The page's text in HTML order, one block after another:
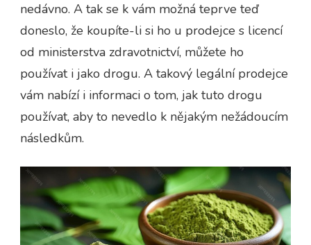
nedávno. A tak se k vám možná teprve teď
doneslo, že koupíte-li si ho u prodejce s licencí
od ministerstva zdravotnictví, můžete ho
používat i jako drogu. A takový legální prodejce
vám nabízí i informaci o tom, jak tuto drogu
používat, aby to nevedlo k nějakým nežádoucím
následkům.